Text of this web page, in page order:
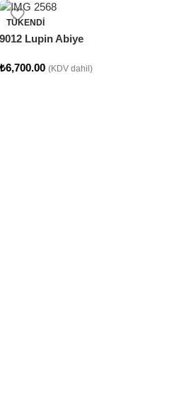
TÜKENDI
9012 Lupin Abiye
₺6,700.00 (KDV dahil)